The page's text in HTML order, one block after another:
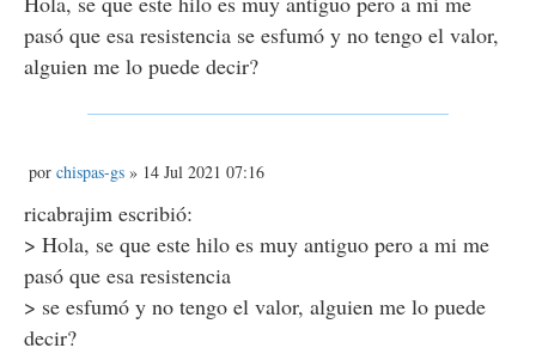
s
a
e
pasó que esa resistencia se esfumó y no tengo el valor,
alguien me lo puede decir?
M
e
n
s
a
e
por chispas-gs » 14 Jul 2021 07:16
ricabrajim escribió:
> Hola, se que este hilo es muy antiguo pero a mi me
pasó que esa resistencia
> se esfumó y no tengo el valor, alguien me lo puede
decir?